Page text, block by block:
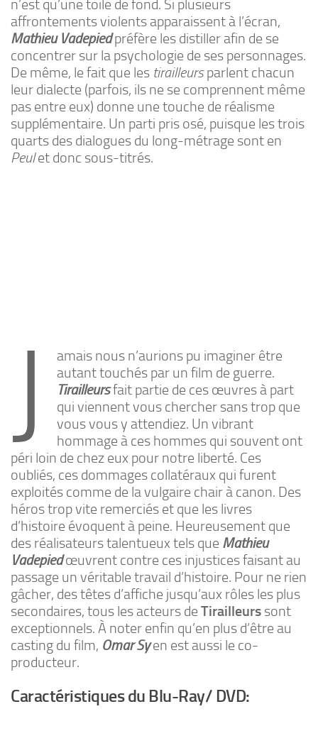
n’est qu’une toile de fond. Si plusieurs
affrontements violents apparaissent à l’écran,
Mathieu Vadepiedpréfère les distiller afin de se
concentrer sur la psychologie de ses personnages.
De même, le fait que les tirailleursparlent chacun
leur dialecte (parfois, ils ne se comprennent même
pas entre eux) donne une touche de réalisme
supplémentaire. Un parti pris osé, puisque les trois
quarts des dialogues du long-métrage sont en
Peulet donc sous-titrés.
J
amais nous n’aurions pu imaginer être
autant touchés par un film de guerre.
Tirailleursfait partie de ces œuvres à part
qui viennent vous chercher sans trop que
vous vous y attendiez. Un vibrant
hommage à ces hommes qui souvent ont
péri loin de chez eux pour notre liberté. Ces
oubliés, ces dommages collatéraux qui furent
exploités comme de la vulgaire chair à canon. Des
héros trop vite remerciés et que les livres
d’histoire évoquent à peine. Heureusement que
des réalisateurs talentueux tels que Mathieu
Vadepiedœuvrent contre ces injustices faisant au
passage un véritable travail d’histoire. Pour ne rien
gâcher, des têtes d’affiche jusqu’aux rôles les plus
secondaires, tous les acteurs de Tirailleurs sont
exceptionnels. À noter enfin qu’en plus d’être au
casting du film, Omar Syen est aussi le co-
producteur.
Caractéristiques du Blu-Ray/ DVD: